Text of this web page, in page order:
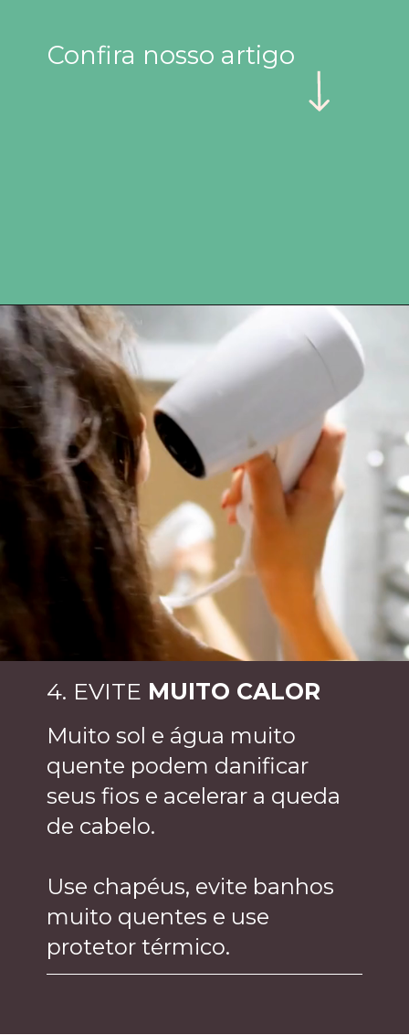
Confira nosso artigo
Opening
4. EVITE MUITO CALOR
Muito sol e água muito
quente podem danificar
seus fios e acelerar a queda
de cabelo.
Use chapéus, evite banhos
muito quentes e use
protetor térmico.